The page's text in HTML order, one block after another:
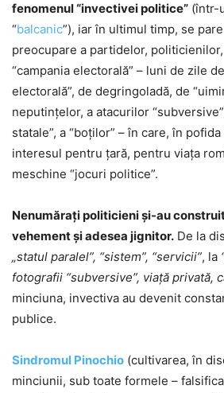
fenomenul “invectivei politice” (într-
“balcanic”), iar în ultimul timp, se
preocupare a partidelor,
“campania electorală” – luni de zile
electorală”, de degringoladă, de
neputinţelor, a atacurilor
statale”, a “boţilor” – în care, în
interesul pentru ţară, pentru viaţa
meschine “jocuri politice”.
Nenumăraţi politicieni şi-au
vehement şi adesea jignitor. De la
„statul paralel”, “sistem”, “servicii”, la
fotografii “subversive”, viaţă privată,
minciuna, invectiva au devenit
publice.
Sindromul Pinochio (cultivarea, în
minciunii, sub toate formele –